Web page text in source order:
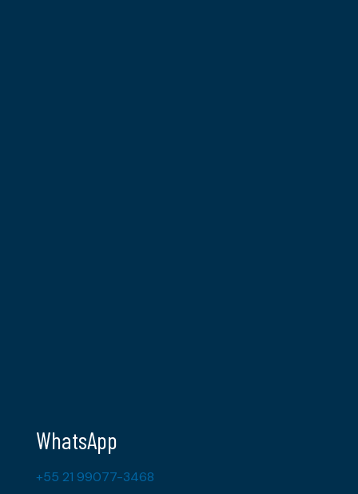
WhatsApp
+55 21 99077-3468